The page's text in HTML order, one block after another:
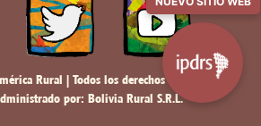
NUEVO SITIO WEB
Rural | Todos los derechos reservados
por: Bolivia Rural S.R.L.